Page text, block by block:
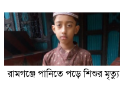
রামগঞ্জে পানিতে পড়ে শিশুর মৃত্যু